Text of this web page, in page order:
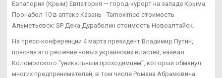
Евпатория (Крым) Евпатория — город-курорт на западе Крыма.
Пронабол-10 в аптеке Казань - Tamoximed стоимость
Альметьевск: SP Дека Дураболин стоимость Новоалтайск.
На пресс-конференции 4 марта президент Владимир Путин,
поясняя это решение новых украинских властей, назвал
Коломойского "уникальным проходимцем", который обманул
многих предпринимателей, в том числе Романа Абрамовича.